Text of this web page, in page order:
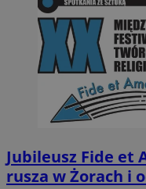
Jubileusz Fide et
rusza w Żorach i